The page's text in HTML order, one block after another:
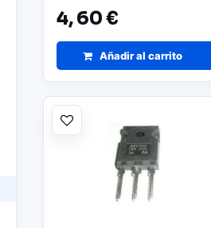
4,60 €
Añadir al carrito